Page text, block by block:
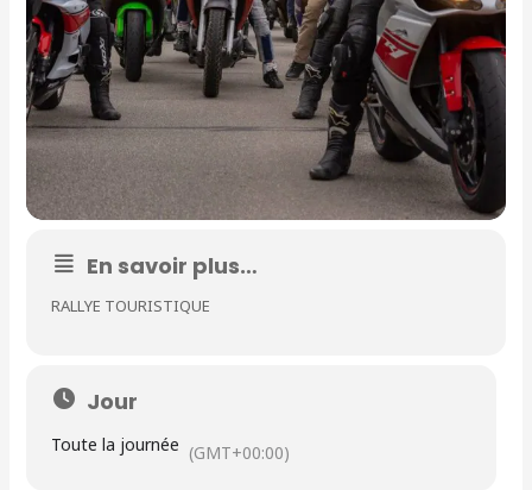
En savoir plus…
RALLYE TOURISTIQUE
Jour
Toute la journée (GMT+00:00)